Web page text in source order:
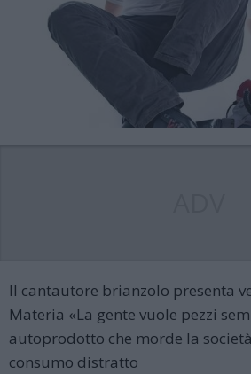
Il cantautore brianzolo presenta
Materia «La gente vuole pezzi
autoprodotto che morde la
consumo distratto